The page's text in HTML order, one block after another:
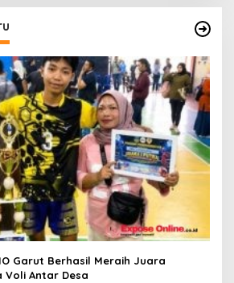
Garut Berhasil Meraih Juara
Voli Antar Desa